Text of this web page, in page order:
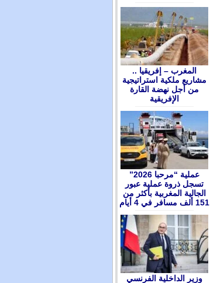
المغرب – إفريقيا ..
مشاريع ملكية استراتيجية
من أجل نهضة القارة
الإفريقية
عملية “مرحبا 2026”
تسجل ذروة عملية عبور
الجالية المغربية بأكثر من
151 ألف مسافر في 4 أيام
وزير الداخلية الفرنسي